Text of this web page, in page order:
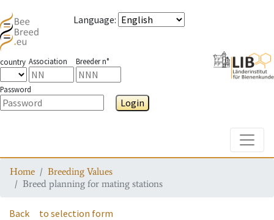
Language:
country Association Breeder n°
Password
Login
Home
Breeding Values
Breed planning for mating stations
Back to selection form